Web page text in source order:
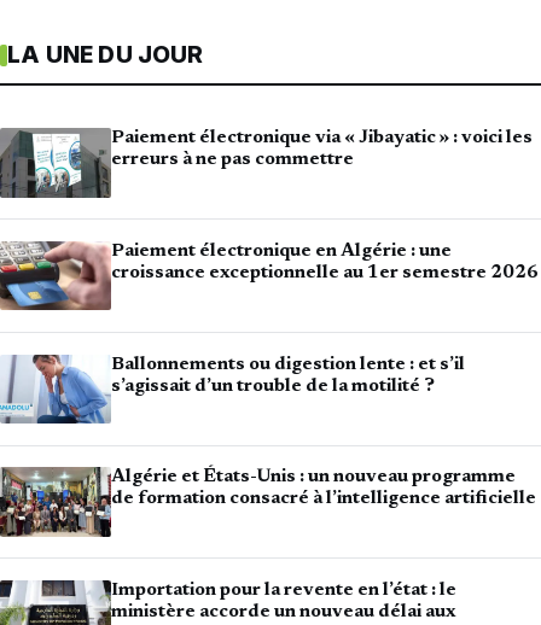
LA UNE DU JOUR
Paiement électronique via « Jibayatic » : voici les
erreurs à ne pas commettre
Paiement électronique en Algérie : une
croissance exceptionnelle au 1er semestre 2026
Ballonnements ou digestion lente : et s’il
s’agissait d’un trouble de la motilité ?
Algérie et États-Unis : un nouveau programme
de formation consacré à l’intelligence artificielle
Importation pour la revente en l’état : le
ministère accorde un nouveau délai aux